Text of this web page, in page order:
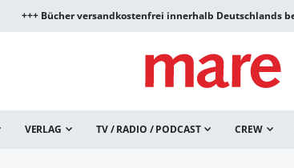
+++ Bücher versandkostenfrei innerhalb Deutschlands
VERLAG TV / RADIO / PODCAST CREW